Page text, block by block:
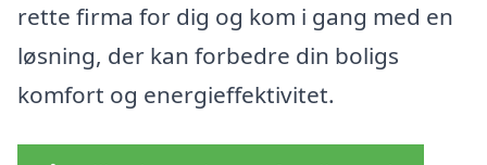
rette firma for dig og kom i gang med en
løsning, der kan forbedre din boligs
komfort og energieffektivitet.